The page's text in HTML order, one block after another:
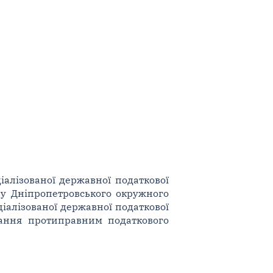
державної податкової
Дніпропетровського окружного
державної податкової
протиправним податкового